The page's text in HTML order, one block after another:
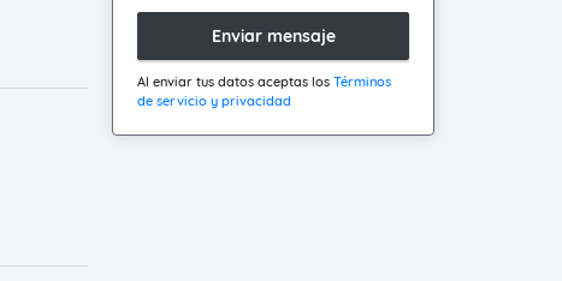
Enviar mensaje
Al enviar tus datos aceptas los Términos
de servicio y privacidad